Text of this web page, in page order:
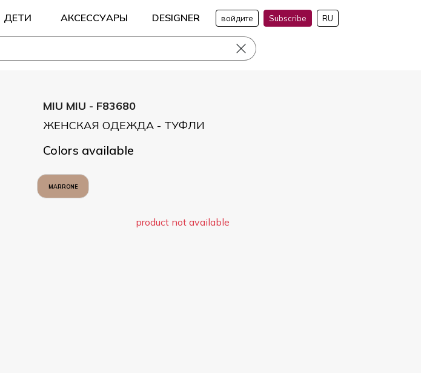
ДЕТИ АКСЕССУАРЫ DESIGNER войдите Subscribe RU
MIU MIU - F83680
ЖЕНСКАЯ ОДЕЖДА - ТУФЛИ
Colors available
MARRONE
product not available